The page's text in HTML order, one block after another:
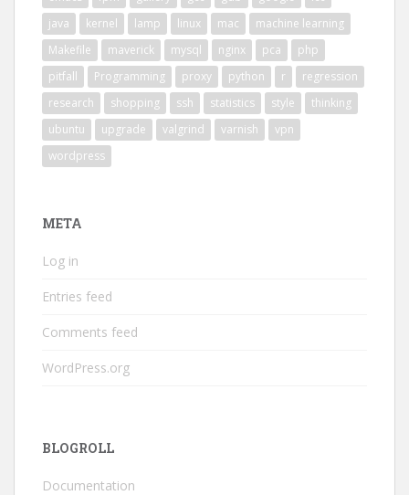
java
kernel lamp linux mac
machine learning
Makefile
maverick mysql nginx pca
php
pitfall
Programming proxy python r
regression
research
shopping ssh statistics style
thinking
ubuntu
upgrade valgrind varnish
vpn
wordpress
META
Log in
Entries feed
Comments feed
WordPress.org
BLOGROLL
Documentation